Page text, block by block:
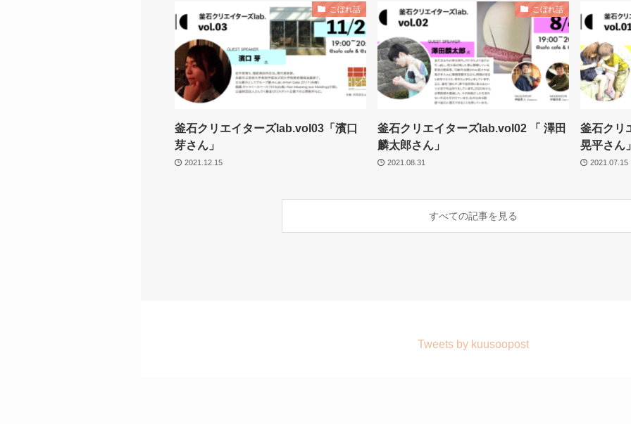
こぼれ話
釜石クリエイターズlab.vol03「濱口
芽さん」
2021.12.15
こぼれ話
釜石クリエイターズlab.vol02 「 澤田
麟太郎さん」
2021.08.31
釜石クリ
晃平さん
2021.07.15
すべての記事を見る
Tweets by kuusoopost